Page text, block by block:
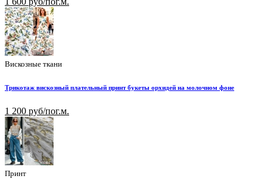
Вискозные ткани
Трикотаж вискозный плательный принт букеты орхидей на молочном фоне
1 200 руб/пог.м.
Принт